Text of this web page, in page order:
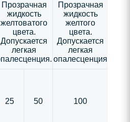
Прозрачная
жидкость
желтоватого
цвета.
Допускается
легкая
Прозрачная
жидкость
желтого
цвета.
Допускается
легкая
опалесценция
25 50 100